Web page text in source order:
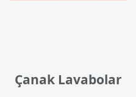
Çanak Lavabolar